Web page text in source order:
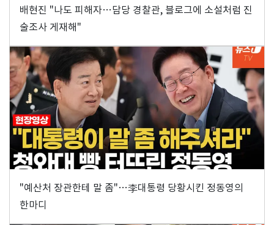
배현진 "나도 피해자…담당 경찰관, 블로그에 소설처럼 진
술조사 게재해"
"예산처 장관한테 말 좀"…李대통령 당황시킨 정동영의
한마디